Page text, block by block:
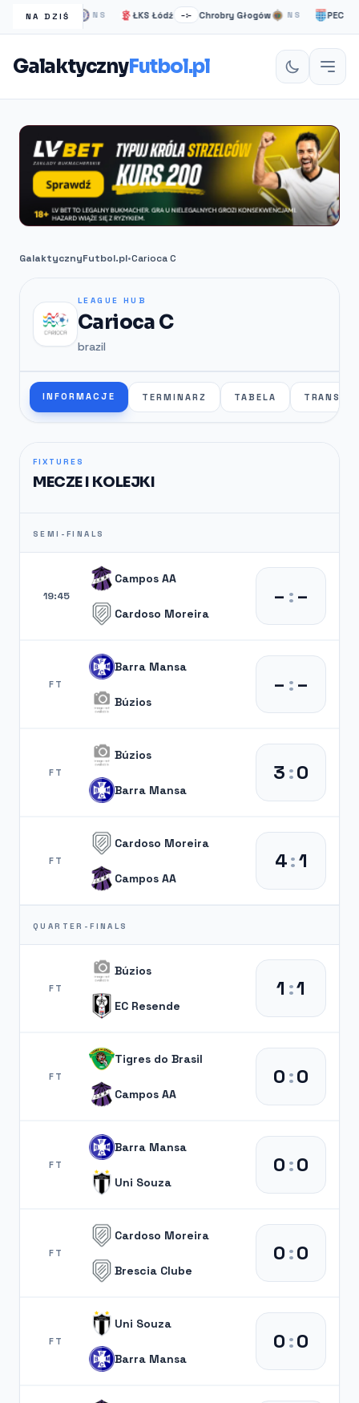
NA DZIŚ
Londyn NS ŁKS Łódź –:– Chrobry Głogów NS PEC
GalaktycznyFutbol.pl
GalaktycznyFutbol.pl•Carioca C
LEAGUE HUB
Carioca C
brazil
INFORMACJE TERMINARZ TABELA
FIXTURES
MECZE I KOLEJKI
SEMI-FINALS
19:45
Campos AA
Cardoso Moreira
– :–
FT
Barra Mansa
Búzios
– :–
FT
Búzios
Barra Mansa
3:0
FT
Cardoso Moreira
Campos AA
4:1
QUARTER-FINALS
FT
Búzios
EC Resende
1 :1
FT
Tigres do Brasil
Campos AA
0:0
FT
Barra Mansa
Uni Souza
0:0
FT
Cardoso Moreira
Brescia Clube
0:0
FT
Uni Souza
Barra Mansa
0:0